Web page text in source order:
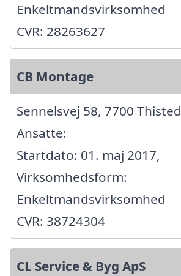
Enkeltmandsvirksomhed
CVR: 28263627
CB Montage
Sennelsvej 58, 7700 Thisted
Ansatte:
Startdato: 01. maj 2017,
Virksomhedsform:
Enkeltmandsvirksomhed
CVR: 38724304
CL Service & Byg ApS